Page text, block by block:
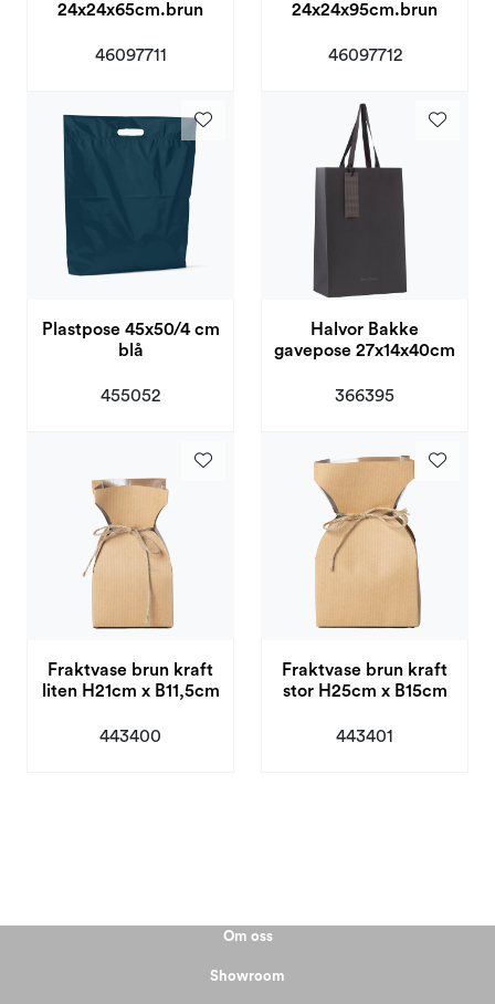
24x24x65cm.brun
46097711
24x24x95cm.brun
46097712
Plastpose 45x50/4 cm
blå
455052
Halvor Bakke
gavepose 27x14x40cm
366395
Fraktvase brun kraft
liten H21cm x B11,5cm
443400
Fraktvase brun kraft
stor H25cm x B15cm
443401
Om oss
Showroom